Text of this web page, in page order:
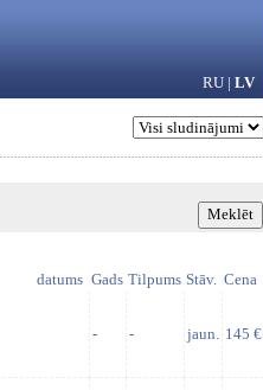
RU | LV
datums Gads Tilpums Stāv. Cena
- - jaun. 145 €